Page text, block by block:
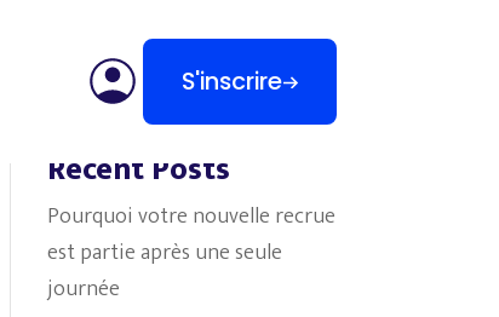
S'inscrireSearch
Recent Posts
Pourquoi votre nouvelle recrue
est partie après une seule
journée